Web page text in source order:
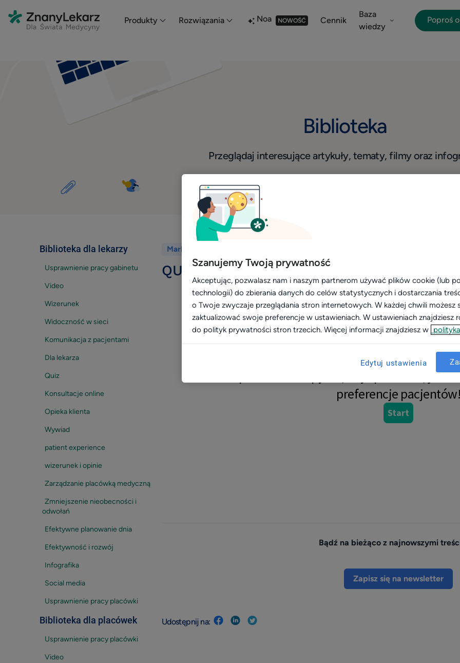
Produkty Rozwiązania Noa NOWOŚĆ Cennik
Baza
wiedzy
Poproś
Biblioteka
Przeglądaj interesujące artykuły, tematy, filmy oraz
Wróć
Biblioteka dla lekarzy
Usprawnienie pracy gabinetu
Video
Wizerunek
Widoczność w sieci
Komunikacja z pacjentami
Dla lekarza
Quiz
Konsultacje online
Opieka klienta
Wywiad
patient experience
wizerunek i opinie
Zarządzanie placówką medyczną
Zmniejszenie nieobecności i
odwołań
Efektywne planowanie dnia
Efektywność i rozwój
Infografika
Social media
Usprawnienie pracy placówki
Biblioteka dla placówek
Usprawnienie pracy placówki
Video
Marketing dla placówek
QUIZ: jak dobrze znasz swoich pacjentów?
Bądź na bieżąco z najnowszymi
Zapisz się na newsletter
Udostępnij na:
Szanujemy Twoją prywatność
Akceptując, pozwalasz nam i naszym partnerom używać plików cookie (lub
technologii) do zbierania danych do celów statystycznych i dostarczania
o Twoje zwyczaje przeglądania stron internetowych. W każdej chwili możesz
zaktualizować swoje preferencje w ustawieniach. W ustawieniach znajdziesz
do polityk prywatności stron trzecich. Więcej informacji znajdziesz w
Edytuj ustawienia